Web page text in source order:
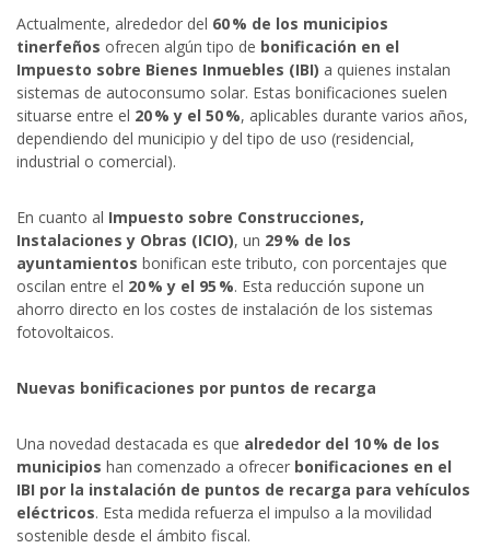
Actualmente, alrededor del 60 % de los municipios
tinerfeños ofrecen algún tipo de bonificación en el
Impuesto sobre Bienes Inmuebles (IBI) a quienes instalan
sistemas de autoconsumo solar. Estas bonificaciones suelen
situarse entre el 20 % y el 50 %, aplicables durante varios años,
dependiendo del municipio y del tipo de uso (residencial,
industrial o comercial).
En cuanto al Impuesto sobre Construcciones,
Instalaciones y Obras (ICIO), un 29 % de los
ayuntamientos bonifican este tributo, con porcentajes que
oscilan entre el 20 % y el 95 %. Esta reducción supone un
ahorro directo en los costes de instalación de los sistemas
fotovoltaicos.
Nuevas bonificaciones por puntos de recarga
Una novedad destacada es que alrededor del 10 % de los
municipios han comenzado a ofrecer bonificaciones en el
IBI por la instalación de puntos de recarga para vehículos
eléctricos. Esta medida refuerza el impulso a la movilidad
sostenible desde el ámbito fiscal.